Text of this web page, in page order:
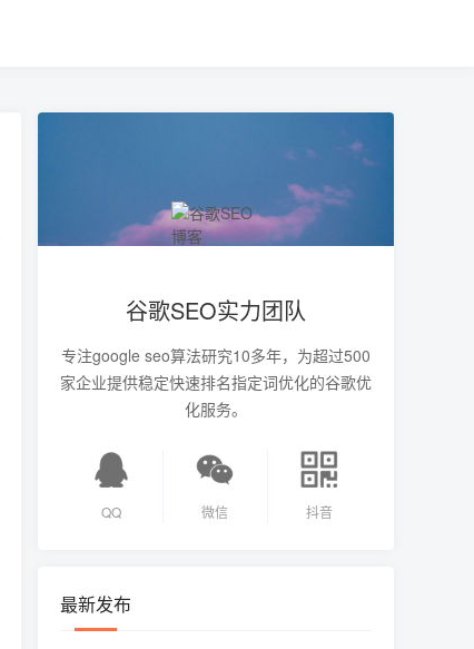
谷歌SEO实力团队
专注google seo算法研究10多年，为超过500
家企业提供稳定快速排名指定词优化的谷歌优
化服务。
QQ 微信 抖音
最新发布